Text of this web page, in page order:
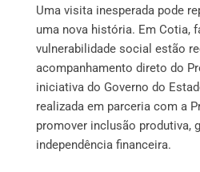
Uma visita inesperada pode
uma nova história. Em Cotia,
vulnerabilidade social estão
acompanhamento direto do
iniciativa do Governo do
realizada em parceria com a
promover inclusão produtiva,
independência financeira.